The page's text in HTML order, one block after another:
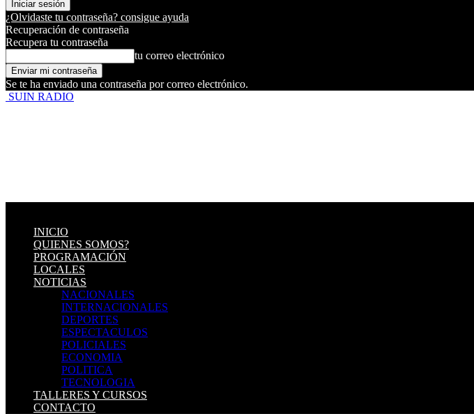
¿Olvidaste tu contraseña? consigue ayuda
Recuperación de contraseña
Recupera tu contraseña
tu correo electrónico
Se te ha enviado una contraseña por correo electrónico.
SUIN RADIO
INICIO
QUIENES SOMOS?
PROGRAMACIÓN
LOCALES
NOTICIAS
NACIONALES
INTERNACIONALES
DEPORTES
ESPECTACULOS
POLICIALES
ECONOMIA
POLITICA
TECNOLOGIA
TALLERES Y CURSOS
CONTACTO